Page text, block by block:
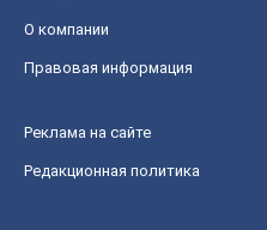
О компании
Правовая информация
Реклама на сайте
Редакционная политика